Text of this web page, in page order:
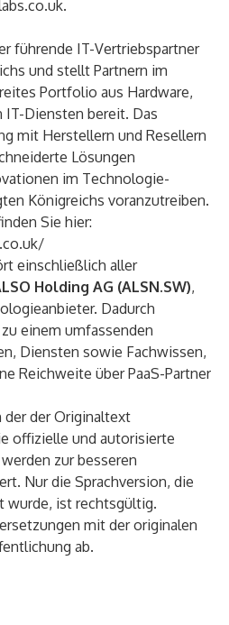
.
führende IT-Vertriebspartner
und stellt Partnern im
Portfolio aus Hardware,
Diensten bereit. Das
mit Herstellern und Resellern
Lösungen
im Technologie-
Königreichs voranzutreiben.
Sie hier:
einschließlich aller
Holding AG (ALSN.SW),
Dadurch
einem umfassenden
Diensten sowie Fachwissen,
Reichweite über PaaS-Partner
der der Originaltext
offizielle und autorisierte
zur besseren
Nur die Sprachversion, die
wurde, ist rechtsgültig.
mit der originalen
ab.